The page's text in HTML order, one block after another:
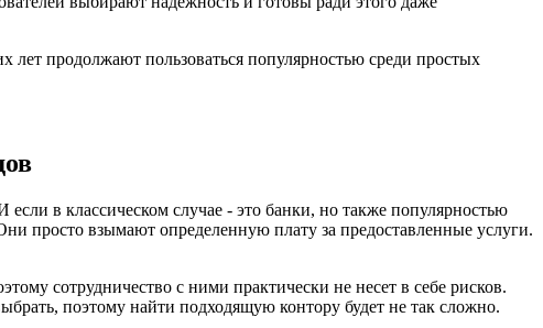
лет продолжают пользоваться популярностью среди простых
в классическом случае - это банки, но также популярностью
просто взымают определенную плату за предоставленные услуги.
сотрудничество с ними практически не несет в себе рисков.
поэтому найти подходящую контору будет не так сложно.